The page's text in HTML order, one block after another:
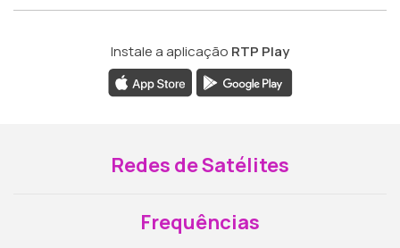
Instale a aplicação RTP Play
Redes de Satélites
Frequências